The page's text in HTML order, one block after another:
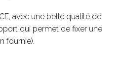
avec une belle qualité de
qui permet de fixer une
fournie).